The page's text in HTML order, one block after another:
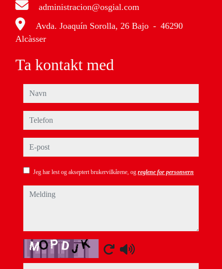
administracion@osgial.com
Avda. Joaquín Sorolla, 26 Bajo - 46290
Alcàsser
Ta kontakt med
navn
telefon
e-post
Jeg har lest og akseptert brukervilkårene, og reglene for personvern
melding
Captcha